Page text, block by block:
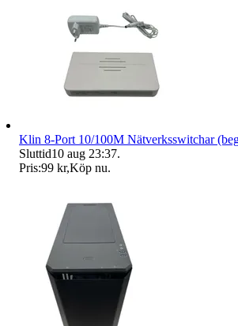
Klin 8-Port 10/100M Nätverksswitchar
Sluttid10 aug 23:37.
Pris:99 kr,Köp nu.